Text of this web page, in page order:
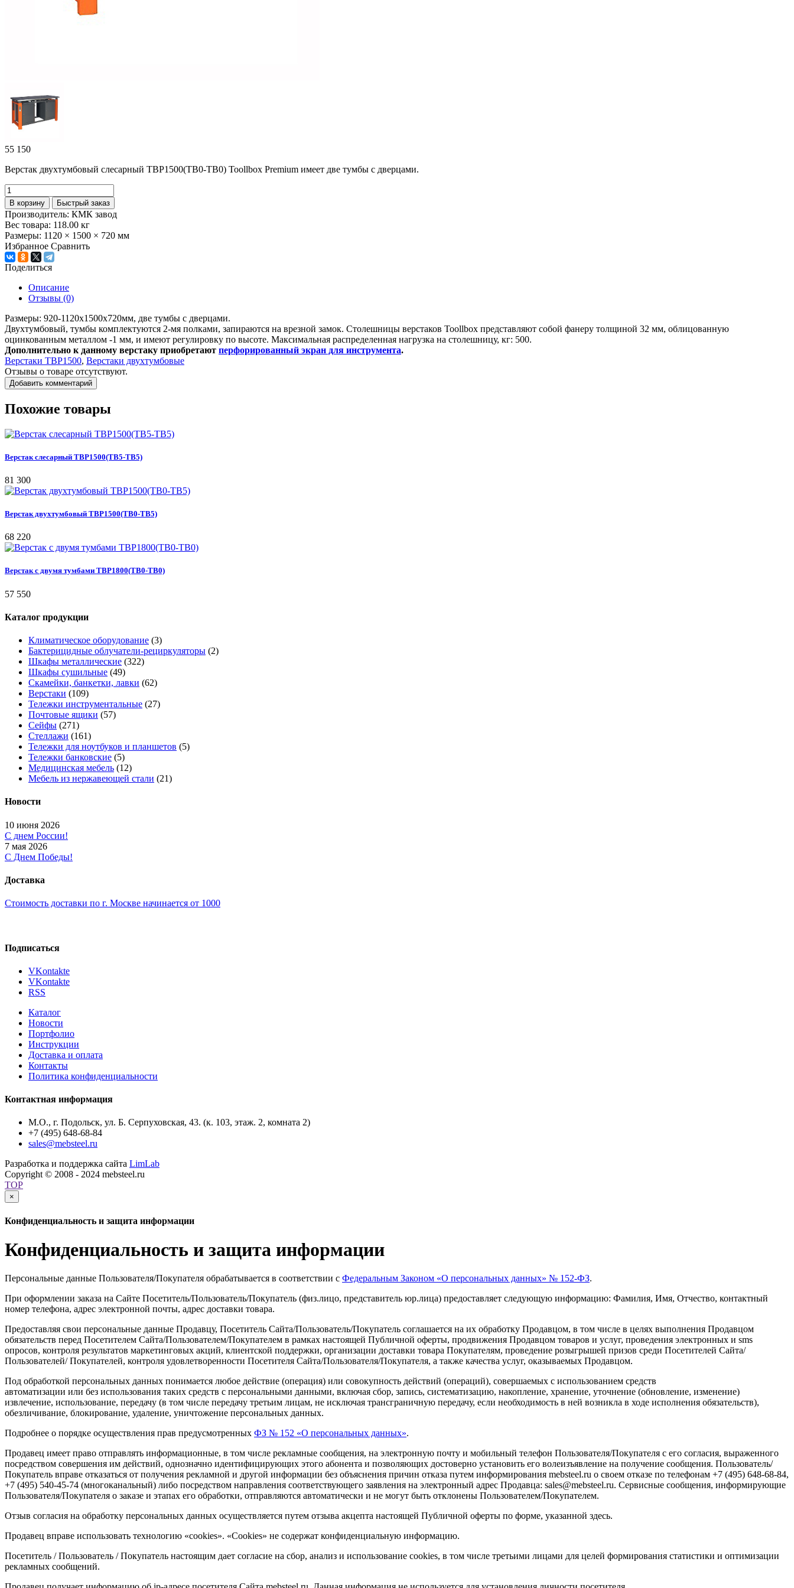
55 150
Верстак двухтумбовый слесарный ТВР1500(ТВ0-ТВ0) Toollbox Premium имеет две тумбы с дверцами.
В корзину Быстрый заказ
Производитель: КМК завод
Вес товара: 118.00 кг
Размеры: 1120 × 1500 × 720 мм
Избранное Сравнить
Поделиться
Описание
Отзывы (0)
Размеры: 920-1120х1500х720мм, две тумбы с дверцами.
Двухтумбовый, тумбы комплектуются 2-мя полками, запираются на врезной замок. Столешницы верстаков Toollbox представляют собой фанеру толщиной 32 мм, облицованную
оцинкованным металлом -1 мм, и имеют регулировку по высоте. Максимальная распределенная нагрузка на столешницу, кг: 500.
Дополнительно к данному верстаку приобретают перфорированный экран для инструмента.
Верстаки ТВР1500, Верстаки двухтумбовые
Отзывы о товаре отсутствуют.
Добавить комментарий
Похожие товары
Верстак слесарный ТВР1500(ТВ5-ТВ5)
81 300
Верстак двухтумбовый ТВР1500(ТВ0-ТВ5)
68 220
Верстак с двумя тумбами ТВР1800(ТВ0-ТВ0)
57 550
Каталог продукции
Климатическое оборудование (3)
Бактерицидные облучатели-рециркуляторы (2)
Шкафы металлические (322)
Шкафы сушильные (49)
Скамейки, банкетки, лавки (62)
Верстаки (109)
Тележки инструментальные (27)
Почтовые ящики (57)
Сейфы (271)
Стеллажи (161)
Тележки для ноутбуков и планшетов (5)
Тележки банковские (5)
Медицинская мебель (12)
Мебель из нержавеющей стали (21)
Новости
10 июня 2026
С днем России!
7 мая 2026
С Днем Победы!
Доставка
Стоимость доставки по г. Москве начинается от 1000
Подписаться
VKontakte
VKontakte
RSS
Каталог
Новости
Портфолио
Инструкции
Доставка и оплата
Контакты
Политика конфиденциальности
Контактная информация
М.О., г. Подольск, ул. Б. Серпуховская, 43. (к. 103, этаж. 2, комната 2)
+7 (495) 648-68-84
sales@mebsteel.ru
Разработка и поддержка сайта LimLab
Copyright © 2008 - 2024 mebsteel.ru
TOP
×
Конфиденциальность и защита информации
Конфиденциальность и защита информации
Персональные данные Пользователя/Покупателя обрабатывается в соответствии с Федеральным Законом «О персональных данных» № 152-ФЗ.
При оформлении заказа на Сайте Посетитель/Пользователь/Покупатель (физ.лицо, представитель юр.лица) предоставляет следующую информацию: Фамилия, Имя, Отчество, контактный
номер телефона, адрес электронной почты, адрес доставки товара.
Предоставляя свои персональные данные Продавцу, Посетитель Сайта/Пользователь/Покупатель соглашается на их обработку Продавцом, в том числе в целях выполнения Продавцом
обязательств перед Посетителем Сайта/Пользователем/Покупателем в рамках настоящей Публичной оферты, продвижения Продавцом товаров и услуг, проведения электронных и sms
опросов, контроля результатов маркетинговых акций, клиентской поддержки, организации доставки товара Покупателям, проведение розыгрышей призов среди Посетителей Сайта/
Пользователей/ Покупателей, контроля удовлетворенности Посетителя Сайта/Пользователя/Покупателя, а также качества услуг, оказываемых Продавцом.
Под обработкой персональных данных понимается любое действие (операция) или совокупность действий (операций), совершаемых с использованием средств
автоматизации или без использования таких средств с персональными данными, включая сбор, запись, систематизацию, накопление, хранение, уточнение (обновление, изменение)
извлечение, использование, передачу (в том числе передачу третьим лицам, не исключая трансграничную передачу, если необходимость в ней возникла в ходе исполнения обязательств),
обезличивание, блокирование, удаление, уничтожение персональных данных.
Подробнее о порядке осуществления прав предусмотренных ФЗ № 152 «О персональных данных».
Продавец имеет право отправлять информационные, в том числе рекламные сообщения, на электронную почту и мобильный телефон Пользователя/Покупателя с его согласия, выраженного
посредством совершения им действий, однозначно идентифицирующих этого абонента и позволяющих достоверно установить его волеизъявление на получение сообщения. Пользователь/
Покупатель вправе отказаться от получения рекламной и другой информации без объяснения причин отказа путем информирования mebsteel.ru о своем отказе по телефонам +7 (495) 648-68-84,
+7 (495) 540-45-74 (многоканальный) либо посредством направления соответствующего заявления на электронный адрес Продавца: sales@mebsteel.ru. Сервисные сообщения, информирующие
Пользователя/Покупателя о заказе и этапах его обработки, отправляются автоматически и не могут быть отклонены Пользователем/Покупателем.
Отзыв согласия на обработку персональных данных осуществляется путем отзыва акцепта настоящей Публичной оферты по форме, указанной здесь.
Продавец вправе использовать технологию «cookies». «Cookies» не содержат конфиденциальную информацию.
Посетитель / Пользователь / Покупатель настоящим дает согласие на сбор, анализ и использование cookies, в том числе третьими лицами для целей формирования статистики и оптимизации
рекламных сообщений.